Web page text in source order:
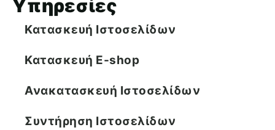
Υπηρεσίες
Κατασκευή Ιστοσελίδων
Κατασκευή E-shop
Ανακατασκευή Ιστοσελίδων
Συντήρηση Ιστοσελίδων